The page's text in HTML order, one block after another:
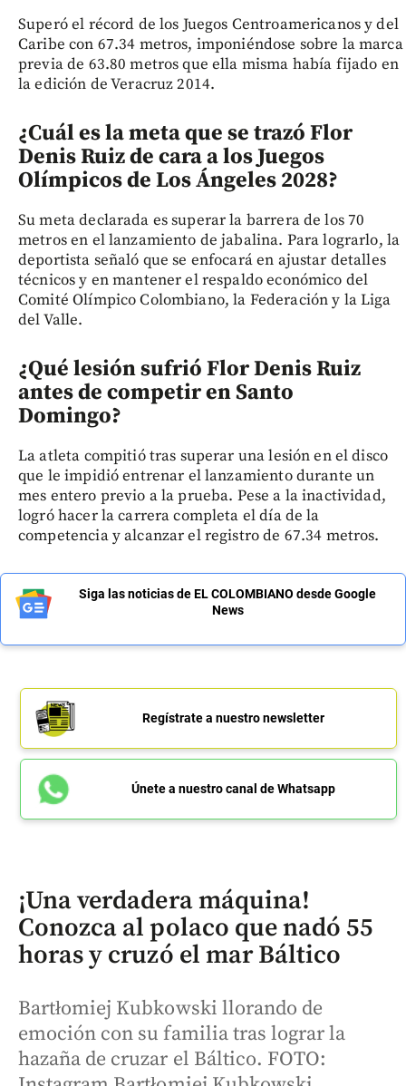
Superó el récord de los Juegos Centroamericanos y del
Caribe con 67.34 metros, imponiéndose sobre la marca
previa de 63.80 metros que ella misma había fijado en
la edición de Veracruz 2014.
¿Cuál es la meta que se trazó Flor
Denis Ruiz de cara a los Juegos
Olímpicos de Los Ángeles 2028?
Su meta declarada es superar la barrera de los 70
metros en el lanzamiento de jabalina. Para lograrlo, la
deportista señaló que se enfocará en ajustar detalles
técnicos y en mantener el respaldo económico del
Comité Olímpico Colombiano, la Federación y la Liga
del Valle.
¿Qué lesión sufrió Flor Denis Ruiz
antes de competir en Santo
Domingo?
La atleta compitió tras superar una lesión en el disco
que le impidió entrenar el lanzamiento durante un
mes entero previo a la prueba. Pese a la inactividad,
logró hacer la carrera completa el día de la
competencia y alcanzar el registro de 67.34 metros.
Siga las noticias de EL COLOMBIANO desde Google
News
Regístrate a nuestro newsletter
Únete a nuestro canal de Whatsapp
¡Una verdadera máquina!
Conozca al polaco que nadó 55
horas y cruzó el mar Báltico
Bartłomiej Kubkowski llorando de
emoción con su familia tras lograr la
hazaña de cruzar el Báltico. FOTO: